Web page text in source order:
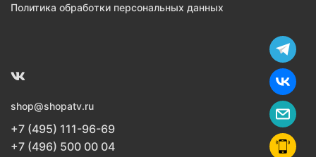
Политика обработки персональных данных
shop@shopatv.ru
+7 (495) 111-96-69
+7 (496) 500 00 04